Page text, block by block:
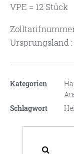
VPE = 12 Stück
Ursprungsland :
Kategorien
Schlagwort